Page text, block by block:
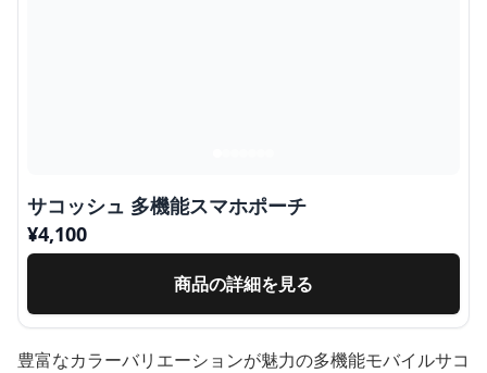
サコッシュ 多機能スマホポーチ
¥4,100
商品の詳細を見る
豊富なカラーバリエーションが魅力の多機能モバイルサコ